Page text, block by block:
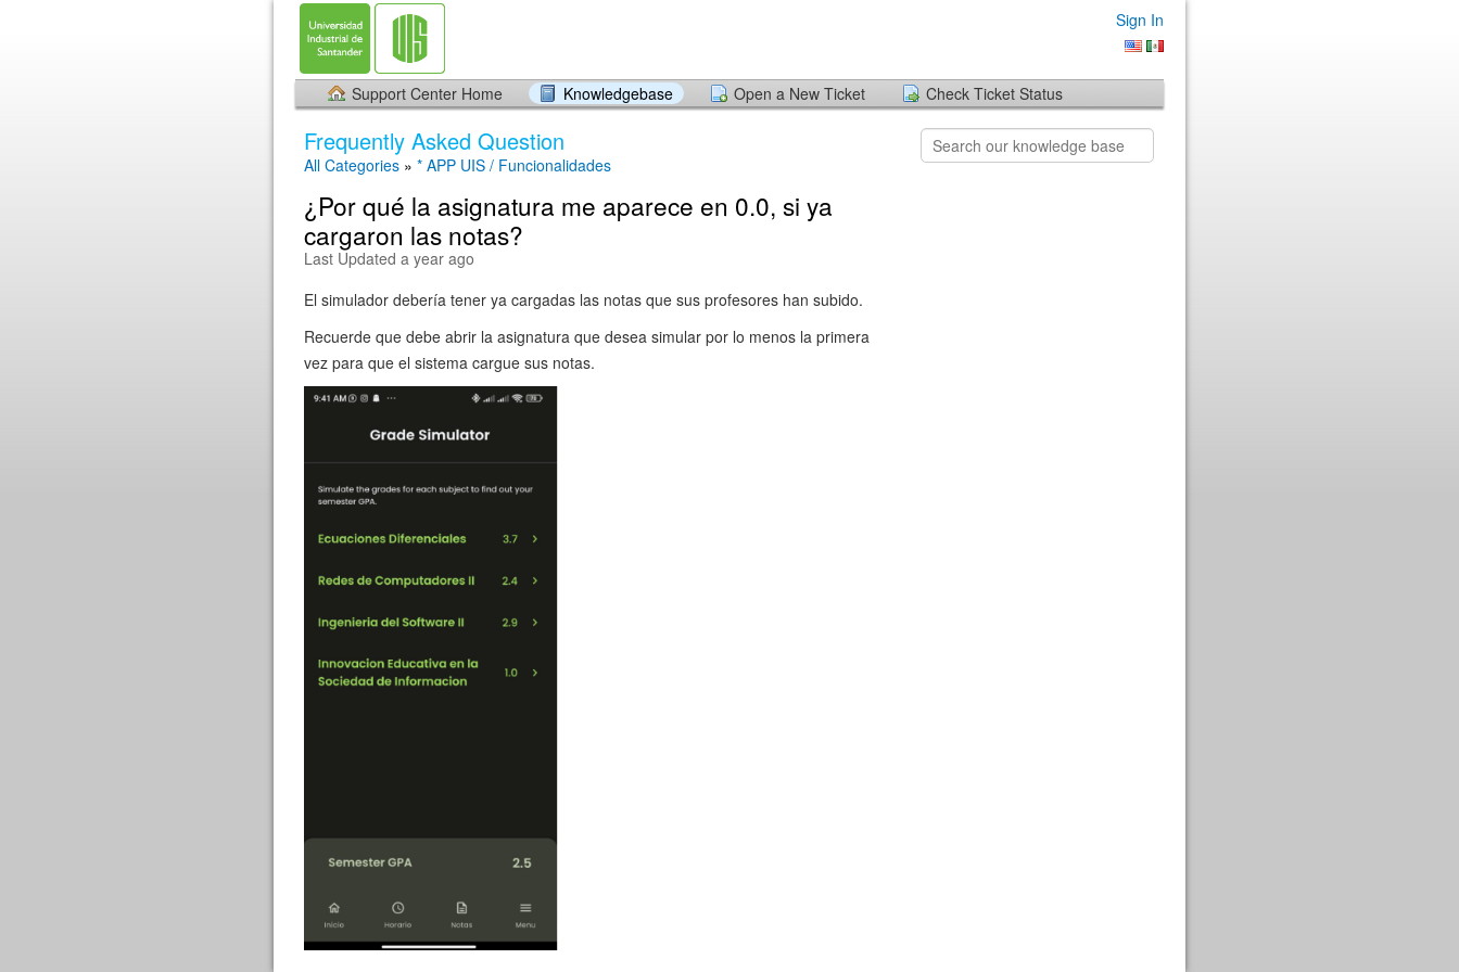
Sign In
Support Center Home Knowledgebase Open a New Ticket Check Ticket Status
Frequently Asked Question
All Categories » * APP UIS / Funcionalidades
¿Por qué la asignatura me aparece en 0.0, si ya
cargaron las notas?
Last Updated a year ago
El simulador debería tener ya cargadas las notas que sus profesores han subido.
Recuerde que debe abrir la asignatura que desea simular por lo menos la primera
vez para que el sistema cargue sus notas.